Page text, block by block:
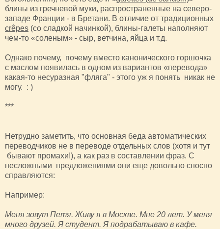
блины из гречневой муки, распространенные на северо-
западе Франции - в Бретани. В отличие от традиционных
crêpes (со сладкой начинкой), блины-галеты наполняют
чем-то «соленым» - сыр, ветчина, яйца и т.д.
Однако почему, почему вместо канонического горшочка
с маслом появилась в одном из вариантов «перевода»
какая-то несуразная "фляга" - этого уж я понять никак не
могу. : )
***
Нетрудно заметить, что основная беда автоматических
переводчиков не в переводе отдельных слов (хотя и тут
бывают промахи!), а как раз в составлении фраз. С
несложными предложениями они еще довольно сносно
справляются:
Например:
Меня зовут Петя. Живу я в Москве. Мне 20 лет. У меня
много друзей. Я студент. Я подрабатываю в кафе.